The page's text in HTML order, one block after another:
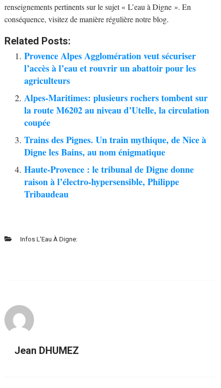
renseignements pertinents sur le sujet « L’eau à Digne ». En
conséquence, visitez de manière régulière notre blog.
Related Posts:
Provence Alpes Agglomération veut sécuriser
l’accès à l’eau et rouvrir un abattoir pour les
agriculteurs
Alpes-Maritimes: plusieurs rochers tombent sur
la route M6202 au niveau d’Utelle, la circulation
coupée
Trains des Pignes. Un train mythique, de Nice à
Digne les Bains, au nom énigmatique
Haute-Provence : le tribunal de Digne donne
raison à l’électro-hypersensible, Philippe
Tribaudeau
Infos L'Eau À Digne:
Jean DHUMEZ